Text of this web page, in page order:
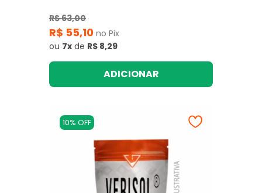
R$ 63,00
R$ 55,10 no Pix
ou 7x de R$ 8,29
ADICIONAR
10% OFF